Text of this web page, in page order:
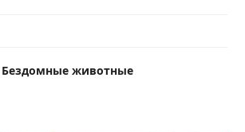
Бездомные животные